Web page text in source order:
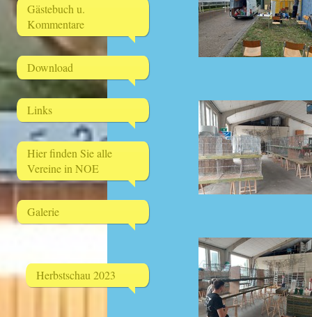
Gästebuch u.
Kommentare
Download
Links
Hier finden Sie alle
Vereine in NOE
Galerie
Herbstschau 2023